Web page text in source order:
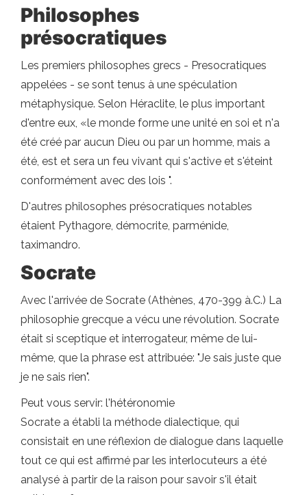
Philosophes
présocratiques
Les premiers philosophes grecs - Presocratiques
appelées - se sont tenus à une spéculation
métaphysique. Selon Héraclite, le plus important
d'entre eux, «le monde forme une unité en soi et n'a
été créé par aucun Dieu ou par un homme, mais a
été, est et sera un feu vivant qui s'active et s'éteint
conformément avec des lois ".
D'autres philosophes présocratiques notables
étaient Pythagore, démocrite, parménide,
taximandro.
Socrate
Avec l'arrivée de Socrate (Athènes, 470-399 à.C.) La
philosophie grecque a vécu une révolution. Socrate
était si sceptique et interrogateur, même de lui-
même, que la phrase est attribuée: "Je sais juste que
je ne sais rien".
Peut vous servir: l'hétéronomie
Socrate a établi la méthode dialectique, qui
consistait en une réflexion de dialogue dans laquelle
tout ce qui est affirmé par les interlocuteurs a été
analysé à partir de la raison pour savoir s'il était